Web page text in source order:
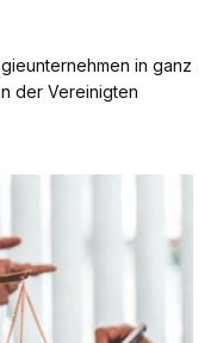
in ganz
der Vereinigten